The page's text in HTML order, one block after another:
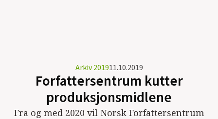
Arkiv 201911.10.2019
Forfattersentrum kutter
produksjonsmidlene
Fra og med 2020 vil Norsk Forfattersentrum